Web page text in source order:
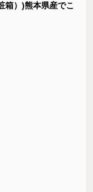
箱）)熊本県産でこ